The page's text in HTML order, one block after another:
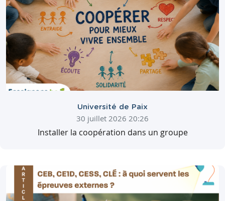
Université de Paix
30 juillet 2026 20:26
Installer la coopération dans un groupe